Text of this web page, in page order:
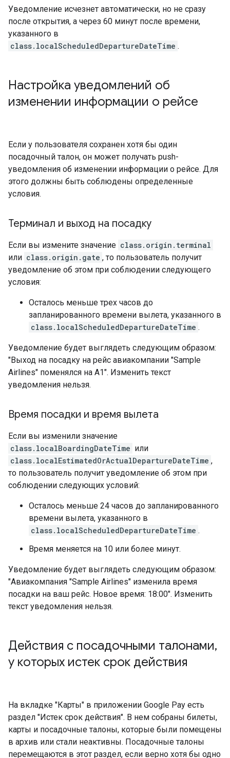
Уведомление исчезнет автоматически, но не сразу
после открытия, а через 60 минут после времени,
указанного в
class.localScheduledDepartureDateTime .
Настройка уведомлений об
изменении информации о рейсе
Если у пользователя сохранен хотя бы один
посадочный талон, он может получать push-
уведомления об изменении информации о рейсе. Для
этого должны быть соблюдены определенные
условия.
Терминал и выход на посадку
Если вы измените значение class.origin.terminal
или class.origin.gate , то пользователь получит
уведомление об этом при соблюдении следующего
условия:
Осталось меньше трех часов до
запланированного времени вылета, указанного в
class.localScheduledDepartureDateTime .
Уведомление будет выглядеть следующим образом:
"Выход на посадку на рейс авиакомпании "Sample
Airlines" поменялся на A1". Изменить текст
уведомления нельзя.
Время посадки и время вылета
Если вы изменили значение
class.localBoardingDateTime или
class.localEstimatedOrActualDepartureDateTime ,
то пользователь получит уведомление об этом при
соблюдении следующих условий:
Осталось меньше 24 часов до запланированного
времени вылета, указанного в
class.localScheduledDepartureDateTime .
Время меняется на 10 или более минут.
Уведомление будет выглядеть следующим образом:
"Авиакомпания "Sample Airlines" изменила время
посадки на ваш рейс. Новое время: 18:00". Изменить
текст уведомления нельзя.
Действия с посадочными талонами,
у которых истек срок действия
На вкладке "Карты" в приложении Google Pay есть
раздел "Истек срок действия". В нем собраны билеты,
карты и посадочные талоны, которые были помещены
в архив или стали неактивны. Посадочные талоны
перемещаются в этот раздел, если верно хотя бы одно